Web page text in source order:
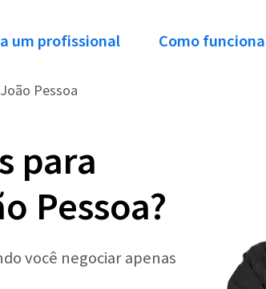
um profissional Como
João Pessoa
para
Pessoa?
você negociar apenas